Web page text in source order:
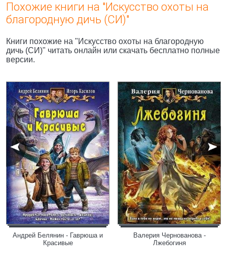
Похожие книги на "Искусство охоты на
благородную дичь (СИ)"
Книги похожие на "Искусство охоты на благородную
дичь (СИ)" читать онлайн или скачать бесплатно полные
версии.
Андрей Белянин - Гаврюша и
Красивые
Валерия Чернованова -
Лжебогиня